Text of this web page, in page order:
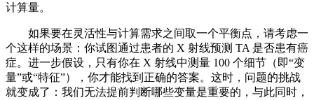
计算量。
如果要在灵活性与计算需求之间取一个平衡点，请考虑一
个这样的场景：你试图通过患者的 X 射线预测 TA 是否患有癌
症。进一步假设，只有你在 X 射线中测量 100 个细节（即“变
量”或“特征”），你才能找到正确的答案。这时，问题的挑战
就变成了：我们无法提前判断哪些变量是重要的，与此同时，